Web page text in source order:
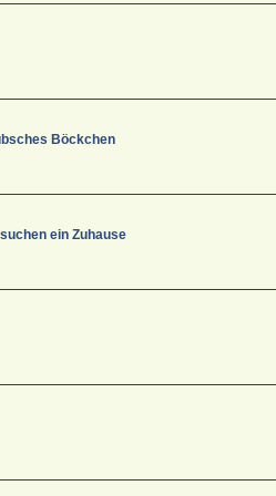
Böckchen
ein Zuhause